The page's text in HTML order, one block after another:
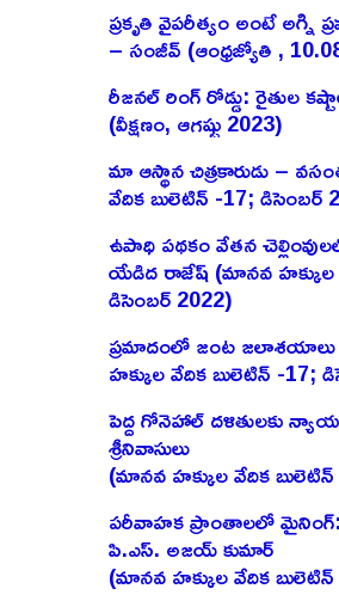
ప్రకృతి వైపరీత్యం అంటే అగ్ని
– సంజీవ్ (ఆంధ్రజ్యోతి ,
రీజనల్ రింగ్ రోడ్డు: రైతుల
(వీక్షణం, ఆగష్టు 2023)
మా ఆస్థాన చిత్రకారుడు –
వేదిక బులెటిన్ -17; డిసెంబర్
ఉపాధి పథకం వేతన
యేడిద రాజేష్‌ (మానవ హక్కుల
డిసెంబర్ 2022)
ప్రమాదంలో జంట
హక్కుల వేదిక బులెటిన్ -17;
పెద్ద గోనెహాల్‌ దళితులకు
శ్రీనివాసులు
(మానవ హక్కుల వేదిక
పరీవాహక ప్రాంతాలలో
పి.ఎస్‌. అజయ్‌ కుమార్‌
(మానవ హక్కుల వేదిక